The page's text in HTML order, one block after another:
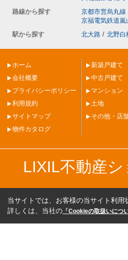
路線から探す
京都市営烏丸線
京福電気鉄道嵐
駅から探す
北大路 / 北野白
ホーム
会社概要
プライバシーポリシー
利用規約
サイトマップ
物件カタログ
新築戸建て
中古戸建て
マンション
土地
その他・店
LIXIL不動産
当サイトでは、お客様の当サイト利
詳しくは、当社の 「Cookieの取扱いにつ